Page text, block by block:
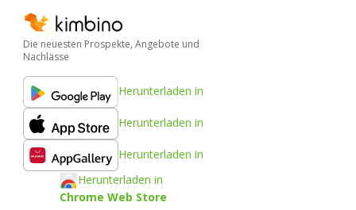
Die neuesten Prospekte, Angebote und
Nachlässe
Herunterladen in
Herunterladen in
Herunterladen in
Herunterladen in
Chrome Web Store